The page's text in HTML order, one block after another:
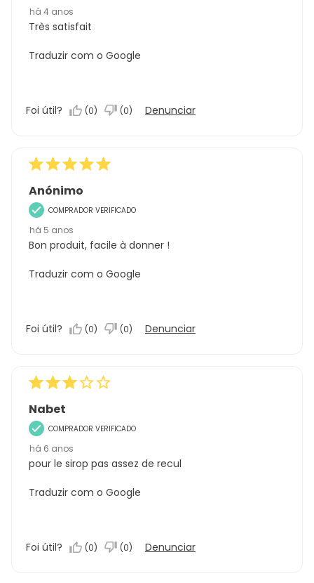
há 4 anos
Très satisfait
Traduzir com o Google
Foi útil? (0) (0) Denunciar
Anónimo
COMPRADOR VERIFICADO
há 5 anos
Bon produit, facile à donner !
Traduzir com o Google
Foi útil? (0) (0) Denunciar
Nabet
COMPRADOR VERIFICADO
há 6 anos
pour le sirop pas assez de recul
Traduzir com o Google
Foi útil? (0) (0) Denunciar